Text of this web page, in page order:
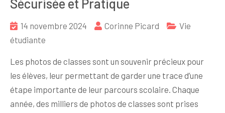
Sécurisée et Pratique
14 novembre 2024 Corinne Picard
Vie
étudiante
Les photos de classes sont un souvenir précieux pour
les élèves, leur permettant de garder une trace d’une
étape importante de leur parcours scolaire. Chaque
année, des milliers de photos de classes sont prises